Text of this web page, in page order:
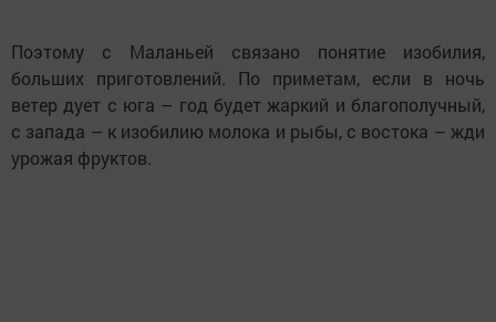
Поэтому с Маланьей связано понятие изобилия,
больших приготовлений. По приметам, если в ночь
ветер дует с юга – год будет жаркий и благополучный,
с запада – к изобилию молока и рыбы, с востока – жди
урожая фруктов.